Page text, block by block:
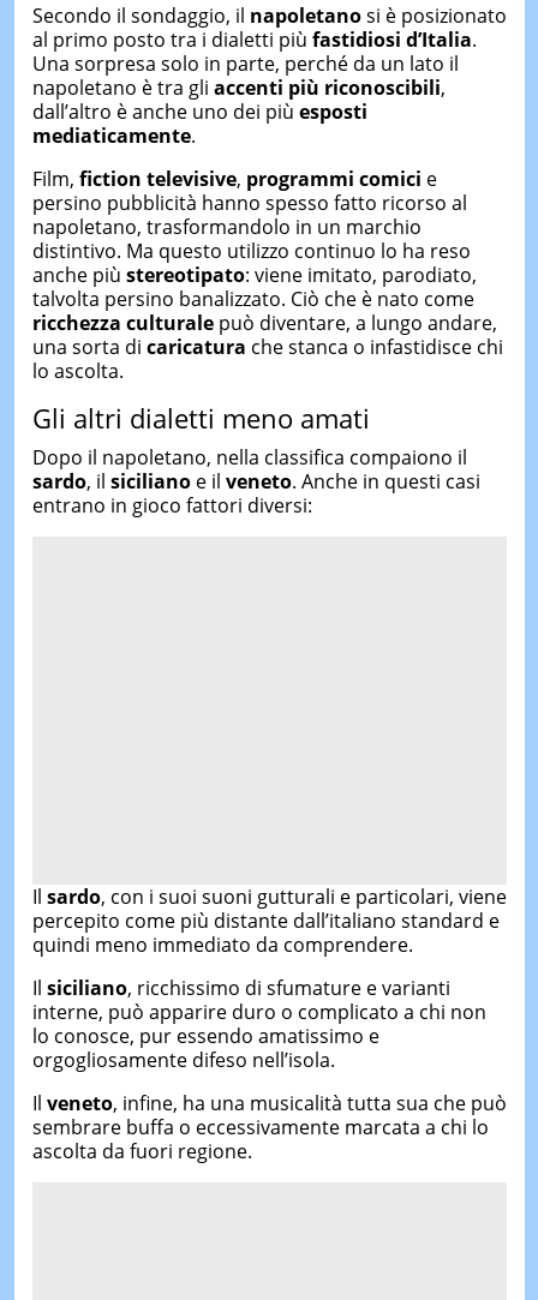
Secondo il sondaggio, il napoletanosi è posizionato
al primo posto tra i dialetti più fastidiosi d’Italia.
Una sorpresa solo in parte, perché da un lato il
napoletano è tra gli accenti più riconoscibili,
dall’altro è anche uno dei più esposti
mediaticamente.
Film, fiction televisive, programmi comici e
persino pubblicità hanno spesso fatto ricorso al
napoletano, trasformandolo in un marchio
distintivo. Ma questo utilizzo continuo lo ha reso
anche più stereotipato: viene imitato, parodiato,
talvolta persino banalizzato. Ciò che è nato come
ricchezza culturalepuò diventare, a lungo andare,
una sorta di caricatura che stanca o infastidisce chi
lo ascolta.
Gli altri dialetti meno amati
Dopo il napoletano, nella classifica compaiono il
sardo, il sicilianoe il veneto. Anche in questi casi
entrano in gioco fattori diversi:
Il sardo, con i suoi suoni gutturali e particolari, viene
percepito come più distante dall’italiano standard e
quindi meno immediato da comprendere.
Il siciliano, ricchissimo di sfumature e varianti
interne, può apparire duro o complicato a chi non
lo conosce, pur essendo amatissimo e
orgogliosamente difeso nell’isola.
Il veneto, infine, ha una musicalità tutta sua che può
sembrare buffa o eccessivamente marcata a chi lo
ascolta da fuori regione.